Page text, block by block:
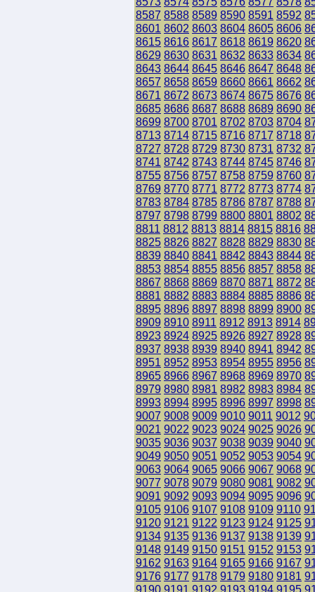
8587 8588 8589 8590 8591 8592
8601 8602 8603 8604 8605 8606
8615 8616 8617 8618 8619 8620
8629 8630 8631 8632 8633 8634
8643 8644 8645 8646 8647 8648
8657 8658 8659 8660 8661 8662
8671 8672 8673 8674 8675 8676
8685 8686 8687 8688 8689 8690
8699 8700 8701 8702 8703 8704
8713 8714 8715 8716 8717 8718
8727 8728 8729 8730 8731 8732
8741 8742 8743 8744 8745 8746
8755 8756 8757 8758 8759 8760
8769 8770 8771 8772 8773 8774
8783 8784 8785 8786 8787 8788
8797 8798 8799 8800 8801 8802
8811 8812 8813 8814 8815 8816
8825 8826 8827 8828 8829 8830
8839 8840 8841 8842 8843 8844
8853 8854 8855 8856 8857 8858
8867 8868 8869 8870 8871 8872
8881 8882 8883 8884 8885 8886
8895 8896 8897 8898 8899 8900
8909 8910 8911 8912 8913 8914
8923 8924 8925 8926 8927 8928
8937 8938 8939 8940 8941 8942
8951 8952 8953 8954 8955 8956
8965 8966 8967 8968 8969 8970
8979 8980 8981 8982 8983 8984
8993 8994 8995 8996 8997 8998
9007 9008 9009 9010 9011 9012
9021 9022 9023 9024 9025 9026
9035 9036 9037 9038 9039 9040
9049 9050 9051 9052 9053 9054
9063 9064 9065 9066 9067 9068
9077 9078 9079 9080 9081 9082
9091 9092 9093 9094 9095 9096
9105 9106 9107 9108 9109 9110
9120 9121 9122 9123 9124 9125
9134 9135 9136 9137 9138 9139
9148 9149 9150 9151 9152 9153
9162 9163 9164 9165 9166 9167
9176 9177 9178 9179 9180 9181
9190 9191 9192 9193 9194 9195